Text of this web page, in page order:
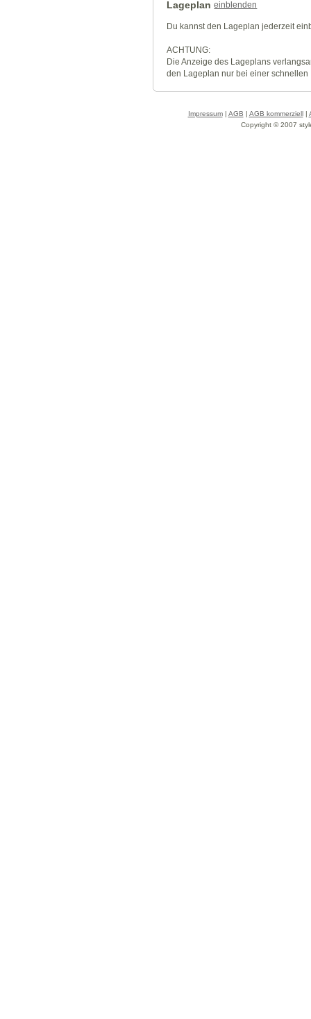
Lageplan einblenden
Du kannst den Lageplan jederzeit
ACHTUNG:
Die Anzeige des Lageplans
den Lageplan nur bei einer
Impressum| AGB AGB kommerziell
Copyright © 2007